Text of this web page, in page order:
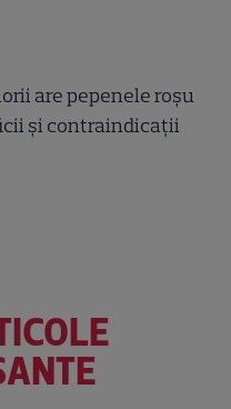
are pepenele roșu
și contraindicații